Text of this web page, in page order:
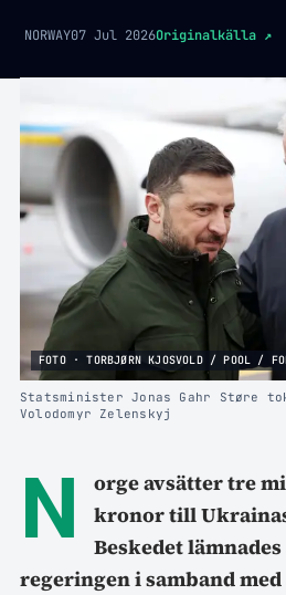
NORWAY07 Jul 2026Originalkälla ↗
FOTO · TORBJØRN KJOSVOLD / POOL /
Statsminister Jonas Gahr Støre
Volodomyr Zelenskyj
N
orge avsätter tre
kronor till
Beskedet
regeringen i samband